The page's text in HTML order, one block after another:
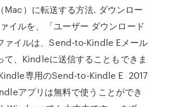
Mac）に転送する方法. ダウンロー
イルを、「ユーザー ダウンロード
ァイルは、Send-to-Kindle Eメール
て、Kindleに送信することもできま
専用のSend-to-Kindle E 2017
アプリは無料で使うことができ